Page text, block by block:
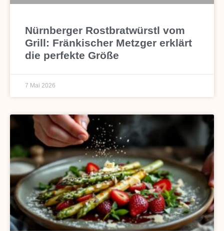
Nürnberger Rostbratwürstl vom
Grill: Fränkischer Metzger erklärt
die perfekte Größe
7 Mai 2026